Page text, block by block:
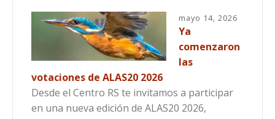
mayo 14, 2026
Ya
comenzaron
las
votaciones de ALAS20 2026
Desde el Centro RS te invitamos a participar
en una nueva edición de ALAS20 2026,